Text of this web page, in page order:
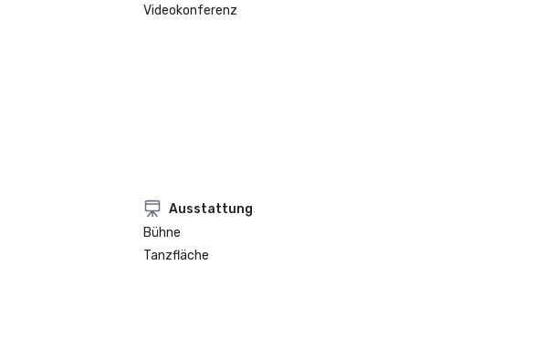
Videokonferenz
Ausstattung
Bühne
Tanzfläche